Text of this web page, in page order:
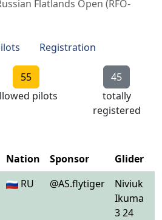
Flatlands Open (RFO-
Registration
55
pilots
45
totally
registered
Nation Sponsor Glider
RU @AS.flytiger
Niviuk
Ikuma
3 24